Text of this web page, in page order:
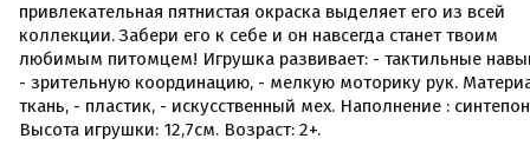
привлекательная пятнистая окраска выделяет его из всей
коллекции. Забери его к себе и он навсегда станет твоим
любимым питомцем! Игрушка развивает: - тактильные
- зрительную координацию, - мелкую моторику рук.
ткань, - пластик, - искусственный мех. Наполнение :
Высота игрушки: 12,7см. Возраст: 2+.